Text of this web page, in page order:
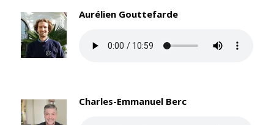
Aurélien Gouttefarde
Charles-Emmanuel Berc